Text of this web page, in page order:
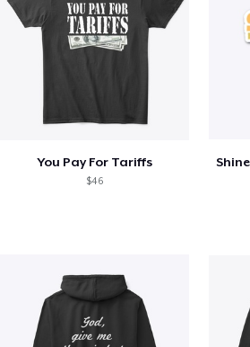
You Pay For Tariffs
$46